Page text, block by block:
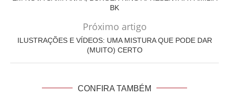
BK
Próximo artigo
ILUSTRAÇÕES E VÍDEOS: UMA MISTURA QUE PODE DAR
(MUITO) CERTO
CONFIRA TAMBÉM